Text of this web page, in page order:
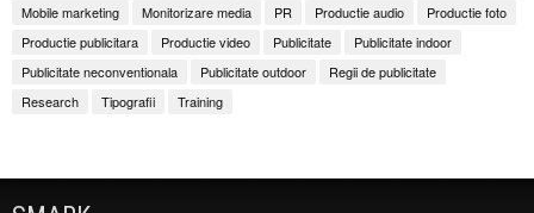
Mobile marketing
Monitorizare media PR Productie audio
Productie foto
Productie publicitara
Productie video Publicitate
Publicitate indoor
Publicitate neconventionala
Publicitate outdoor
Regii de publicitate
Research
Tipografii Training